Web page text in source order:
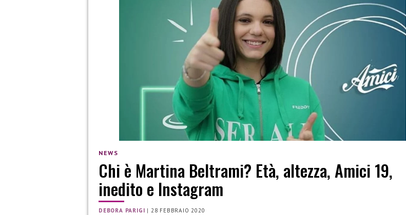
NEWS
Chi è Martina Beltrami? Età, altezza, Amici 19,
inedito e Instagram
DEBORA PARIGI | 28 FEBBRAIO 2020